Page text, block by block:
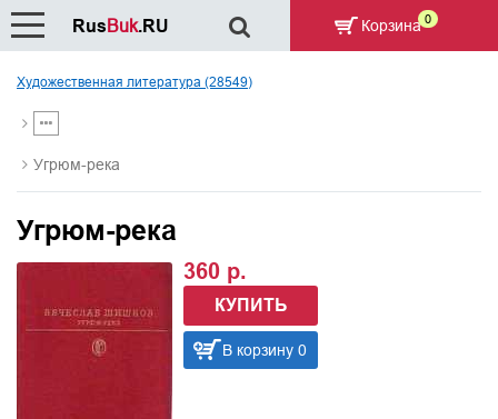
Художественная литература (28549)
Угрюм-река
Угрюм-река
360 р.
КУПИТЬ
В корзину 0
RusBuk.RU Корзина 0